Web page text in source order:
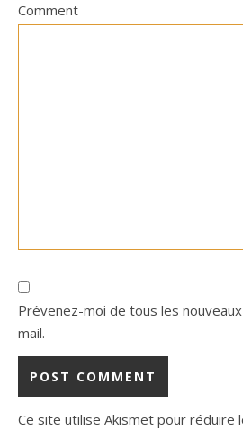
Comment
Prévenez-moi de tous les
mail.
Ce site utilise Akismet pour réduire